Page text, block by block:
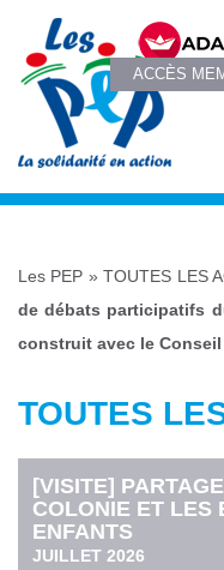
ACCÈS
Les PEP »TOUTES LES
de débats participatifs
construit avec le
TOUTES
[VISITE]
COLONIE ET LES
ENFANTS
JUILLET 2026